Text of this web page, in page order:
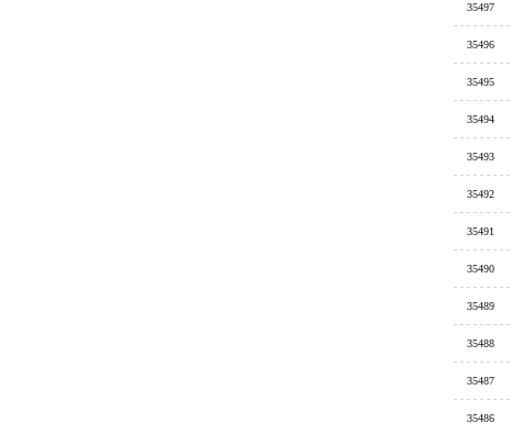
35497
35496
35495
35494
35493
35492
35491
35490
35489
35488
35487
35486